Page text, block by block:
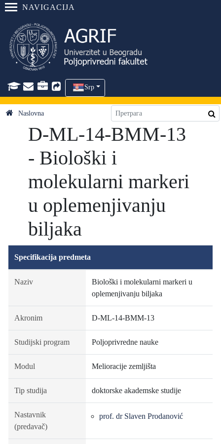
NAVIGACIJA
Srp
Naslovna
D-ML-14-BMM-13
- Biološki i
molekularni markeri
u oplemenjivanju
biljaka
Specifikacija predmeta
Naziv
Biološki i molekularni markeri u
oplemenjivanju biljaka
Akronim D-ML-14-BMM-13
Studijski program Poljoprivredne nauke
Modul Melioracije zemljišta
Tip studija doktorske akademske studije
Nastavnik
(predavač)
prof. dr Slaven Prodanović